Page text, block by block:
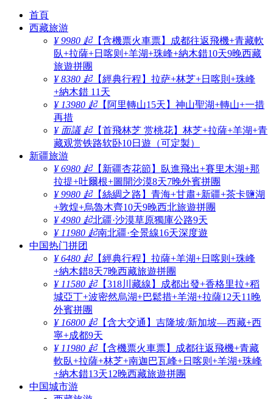
首頁
西藏旅游
¥ 9980 起【含機票火車票】成都往返飛機+青藏軟
臥+拉薩+日喀则+羊湖+珠峰+納木錯10天9晚西藏
旅遊拼團
¥ 8380 起【經典行程】拉萨+林芝+日喀則+珠峰
+納木錯 11天
¥ 13980 起【阿里轉山15天】神山聖湖+轉山+一措
再措
¥ 面議 起【首飛林芝 赏桃花】林芝+拉薩+羊湖+青
藏观赏铁路软卧10日遊（可定製）
新疆旅游
¥ 6980 起【新疆杏花節】臥進飛出+賽里木湖+那
拉提+吐爾根+圖開沙漠8天7晚外賓拼團
¥ 9980 起【絲綢之路】青海+甘肅+新疆+茶卡鹽湖
+敦煌+烏魯木齊10天9晚西北旅遊拼團
¥ 4980 起北疆·沙漠草原獨庫公路9天
¥ 11980 起南北疆·全景線16天深度遊
中国热门拼团
¥ 6480 起【經典行程】拉薩+羊湖+日喀则+珠峰
+納木錯8天7晚西藏旅遊拼團
¥ 11580 起【318川藏線】成都出發+香格里拉+稻
城亞丁+波密然烏湖+巴鬆措+羊湖+拉薩12天11晚
外賓拼團
¥ 16800 起【含大交通】吉隆坡/新加坡—西藏+西
寧+成都9天
¥ 11980 起【含機票火車票】成都往返飛機+青藏
軟臥+拉薩+林芝+南迦巴瓦峰+日喀则+羊湖+珠峰
+納木錯13天12晚西藏旅遊拼團
中国城市游